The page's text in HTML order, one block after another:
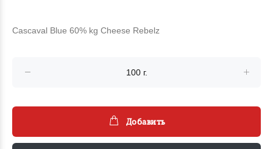
Cascaval Blue 60% kg Cheese Rebelz
Добавить